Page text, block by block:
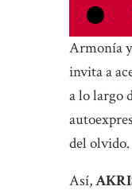
Armonía
invita a
a lo largo
del olvido.
Así,